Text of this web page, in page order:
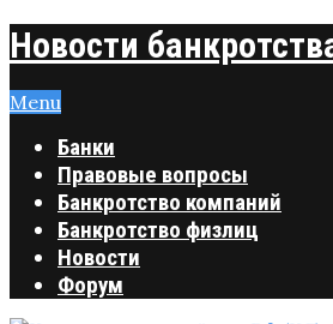
Новости
Menu
Банки
Правовые вопросы
Банкротство компаний
Банкротство физлиц
Новости
Форум